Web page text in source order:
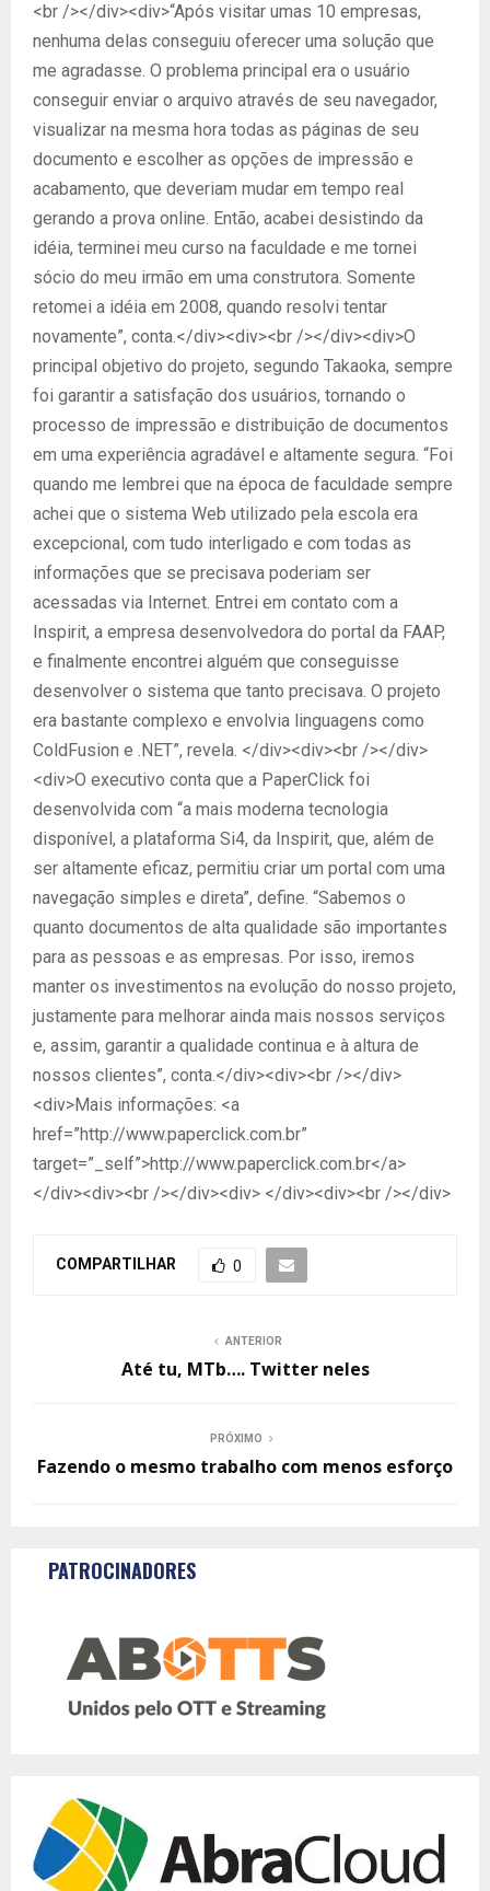
<br /></div><div>“Após visitar umas 10 empresas,
nenhuma delas conseguiu oferecer uma solução que
me agradasse. O problema principal era o usuário
conseguir enviar o arquivo através de seu navegador,
visualizar na mesma hora todas as páginas de seu
documento e escolher as opções de impressão e
acabamento, que deveriam mudar em tempo real
gerando a prova online. Então, acabei desistindo da
idéia, terminei meu curso na faculdade e me tornei
sócio do meu irmão em uma construtora. Somente
retomei a idéia em 2008, quando resolvi tentar
novamente”, conta.</div><div><br /></div><div>O
principal objetivo do projeto, segundo Takaoka, sempre
foi garantir a satisfação dos usuários, tornando o
processo de impressão e distribuição de documentos
em uma experiência agradável e altamente segura. “Foi
quando me lembrei que na época de faculdade sempre
achei que o sistema Web utilizado pela escola era
excepcional, com tudo interligado e com todas as
informações que se precisava poderiam ser
acessadas via Internet. Entrei em contato com a
Inspirit, a empresa desenvolvedora do portal da FAAP,
e finalmente encontrei alguém que conseguisse
desenvolver o sistema que tanto precisava. O projeto
era bastante complexo e envolvia linguagens como
ColdFusion e .NET”, revela. </div><div><br /></div>
<div>O executivo conta que a PaperClick foi
desenvolvida com “a mais moderna tecnologia
disponível, a plataforma Si4, da Inspirit, que, além de
ser altamente eficaz, permitiu criar um portal com uma
navegação simples e direta”, define. “Sabemos o
quanto documentos de alta qualidade são importantes
para as pessoas e as empresas. Por isso, iremos
manter os investimentos na evolução do nosso projeto,
justamente para melhorar ainda mais nossos serviços
e, assim, garantir a qualidade continua e à altura de
nossos clientes”, conta.</div><div><br /></div>
<div>Mais informações: <a
href=”http://www.paperclick.com.br”
target=”_self”>http://www.paperclick.com.br</a>
</div><div><br /></div><div> </div><div><br /></div>
COMPARTILHAR 0
ANTERIOR
Até tu, MTb…. Twitter neles
PRÓXIMO
Fazendo o mesmo trabalho com menos esforço
PATROCINADORES